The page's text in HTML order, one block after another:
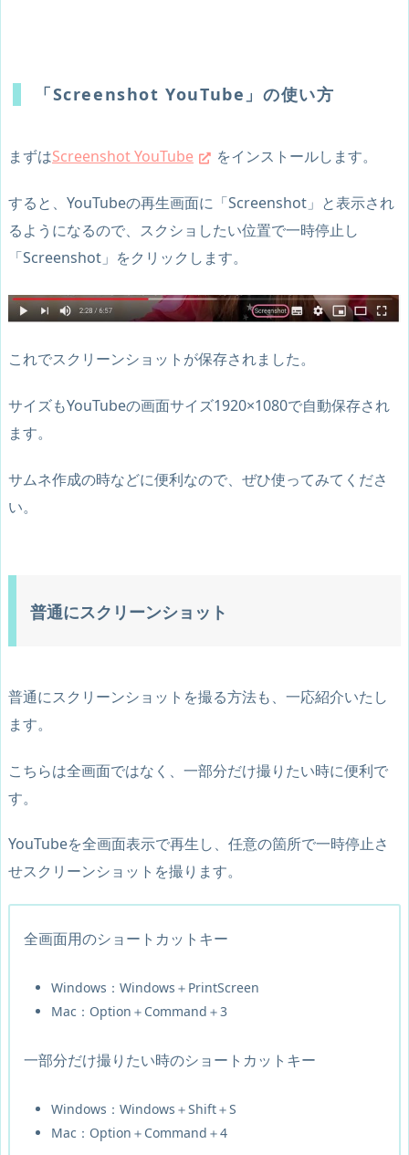
「Screenshot YouTube」の使い方
まずはScreenshot YouTube をインストールします。
すると、YouTubeの再生画面に「Screenshot」と表示され
るようになるので、スクショしたい位置で一時停止し
「Screenshot」をクリックします。
これでスクリーンショットが保存されました。
サイズもYouTubeの画面サイズ1920×1080で自動保存され
ます。
サムネ作成の時などに便利なので、ぜひ使ってみてくださ
い。
普通にスクリーンショット
普通にスクリーンショットを撮る方法も、一応紹介いたし
ます。
こちらは全画面ではなく、一部分だけ撮りたい時に便利で
す。
YouTubeを全画面表示で再生し、任意の箇所で一時停止さ
せスクリーンショットを撮ります。
全画面用のショートカットキー
Windows：Windows＋PrintScreen
Mac：Option＋Command＋3
一部分だけ撮りたい時のショートカットキー
Windows：Windows＋Shift＋S
Mac：Option＋Command＋4